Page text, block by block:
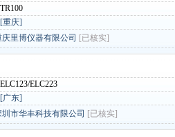
TR100
重庆]
里博仪器有限公司 [已核实]
ELC123/ELC223
广东]
市华丰科技有限公司 [已核实]